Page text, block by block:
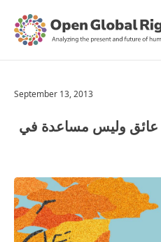
September 13, 2013
عائق وليس مساعدة في